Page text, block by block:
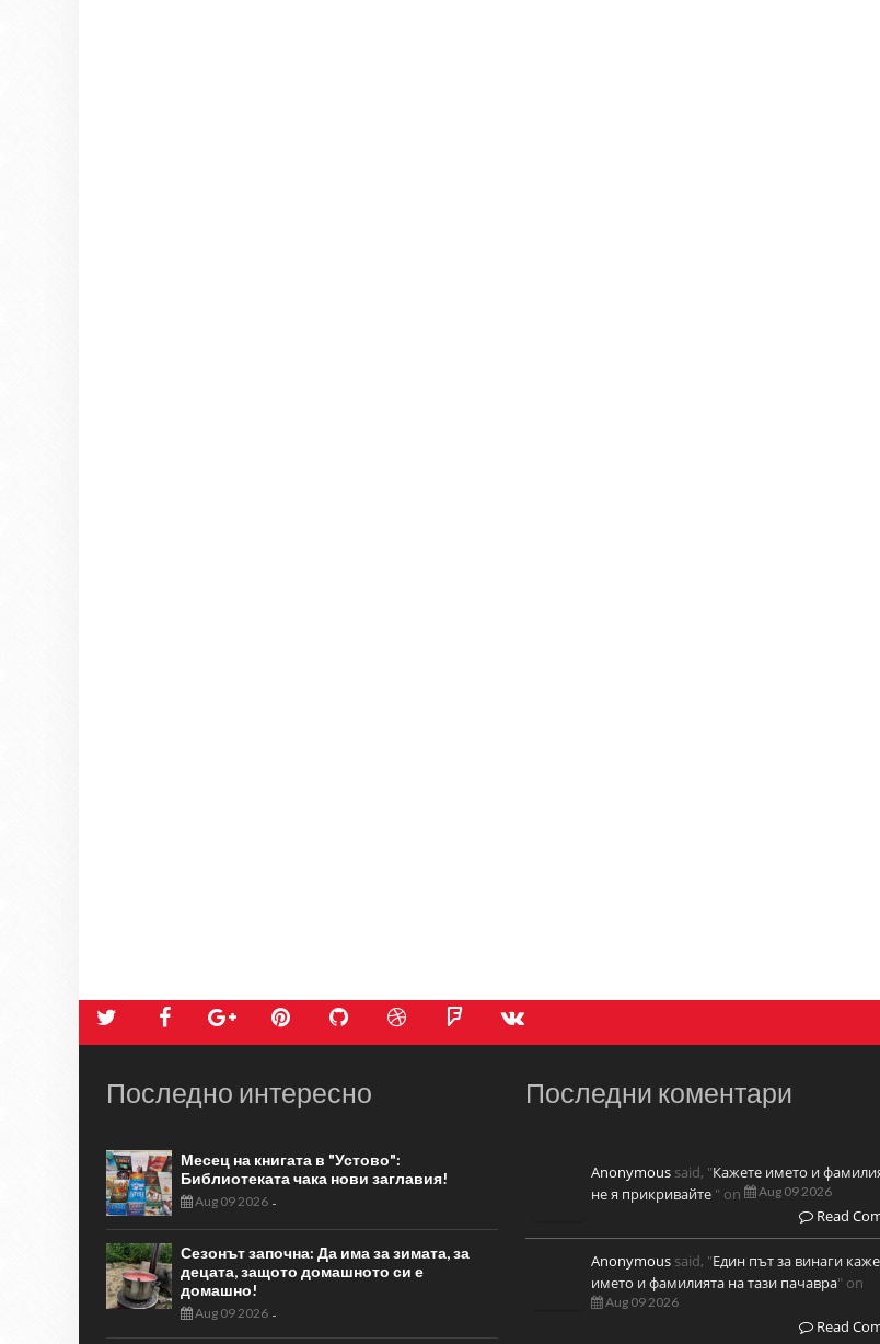
Последно интересно
Месец на книгата в "Устово":
Библиотеката чака нови заглавия!
Aug 09 2026 -
Сезонът започна: Да има за зимата, за
децата, защото домашното си е
домашно!
Aug 09 2026 -
Последни коментари
Anonymous said, "Кажете името и
не я прикривайте " on Aug 09 2026
Read
Anonymous said, "Един път за винаги
името и фамилията на тази пачавра" on
Aug 09 2026
Read